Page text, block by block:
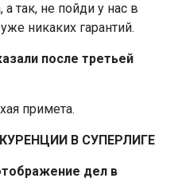
так, не пойди у нас в
никаких гарантий.
после третьей
примета.
В СУПЕРЛИГЕ
дел в